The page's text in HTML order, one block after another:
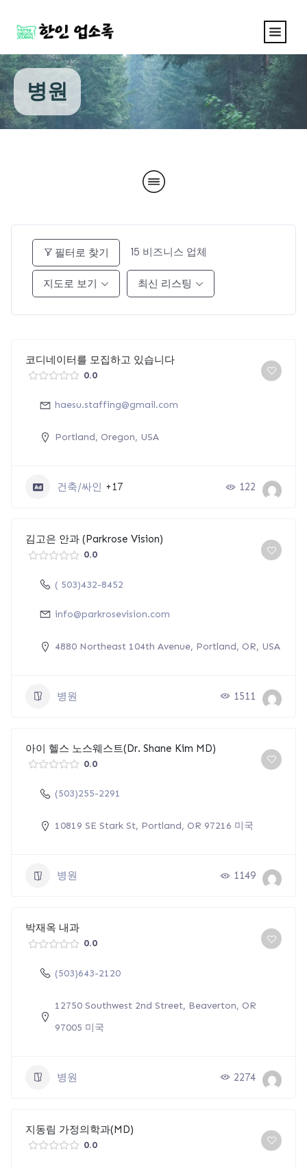
병원
필터로 찾기 15 비즈니스 업체
지도로 보기 최신 리스팅
코디네이터를 모집하고 있습니다
0.0
haesu.staffing@gmail.com
Portland, Oregon, USA
건축/싸인 +17 122
김고은 안과 (Parkrose Vision)
0.0
( 503)432-8452
info@parkrosevision.com
4880 Northeast 104th Avenue, Portland, OR, USA
병원 1511
아이 헬스 노스웨스트(Dr. Shane Kim MD)
0.0
(503)255-2291
10819 SE Stark St, Portland, OR 97216 미국
병원 1149
박재옥 내과
0.0
(503)643-2120
12750 Southwest 2nd Street, Beaverton, OR
97005 미국
병원 2274
지동림 가정의학과(MD)
0.0